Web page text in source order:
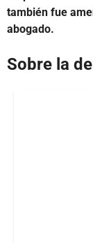
también fue
abogado.
Sobre la